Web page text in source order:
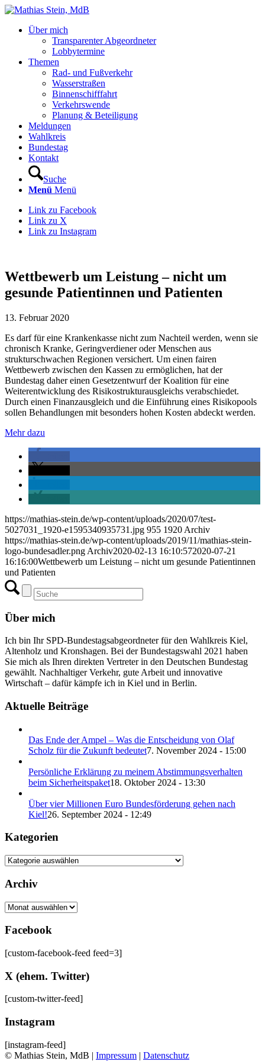
Über mich
Transparenter Abgeordneter
Lobbytermine
Themen
Rad- und Fußverkehr
Wasserstraßen
Binnenschifffahrt
Verkehrswende
Planung & Beteiligung
Meldungen
Wahlkreis
Bundestag
Kontakt
Suche
Menü Menü
Link zu Facebook
Link zu X
Link zu Instagram
Wettbewerb um Leistung – nicht um
gesunde Patientinnen und Patienten
13. Februar 2020
Es darf für eine Krankenkasse nicht zum Nachteil werden, wenn sie
chronisch Kranke, Geringverdiener oder Menschen aus
strukturschwachen Regionen versichert. Um einen fairen
Wettbewerb zwischen den Kassen zu ermöglichen, hat der
Bundestag daher einen Gesetzentwurf der Koalition für eine
Weiterentwicklung des Risikostrukturausgleichs verabschiedet.
Durch einen Finanzausgleich und die Einführung eines Risikopools
sollen Behandlungen mit besonders hohen Kosten abdeckt werden.
Mehr dazu
https://mathias-stein.de/wp-content/uploads/2020/07/test-
5027031_1920-e1595340935731.jpg 955 1920 Archiv
https://mathias-stein.de/wp-content/uploads/2019/11/mathias-stein-
logo-bundesadler.png Archiv2020-02-13 16:10:572020-07-21
16:16:00Wettbewerb um Leistung – nicht um gesunde Patientinnen
und Patienten
Über mich
Ich bin Ihr SPD-Bundestagsabgeordneter für den Wahlkreis Kiel,
Altenholz und Kronshagen. Bei der Bundestagswahl 2021 haben
Sie mich als Ihren direkten Vertreter in den Deutschen Bundestag
gewählt. Nachhaltiger Verkehr, gute Arbeit und innovative
Wirtschaft – dafür kämpfe ich in Kiel und in Berlin.
Aktuelle Beiträge
Das Ende der Ampel – Was die Entscheidung von Olaf
Scholz für die Zukunft bedeutet7. November 2024 - 15:00
Persönliche Erklärung zu meinem Abstimmungsverhalten
beim Sicherheitspaket18. Oktober 2024 - 13:30
Über vier Millionen Euro Bundesförderung gehen nach
Kiel!26. September 2024 - 12:49
Kategorien
Kategorien
Archiv
Archiv
Facebook
[custom-facebook-feed feed=3]
X (ehem. Twitter)
[custom-twitter-feed]
Instagram
[instagram-feed]
© Mathias Stein, MdB | Impressum | Datenschutz